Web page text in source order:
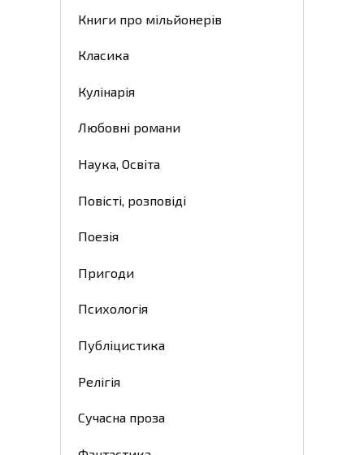
Книги про мільйонерів
Класика
Кулінарія
Любовні романи
Наука, Освіта
Повісті, розповіді
Поезія
Пригоди
Психологія
Публіцистика
Релігія
Сучасна проза